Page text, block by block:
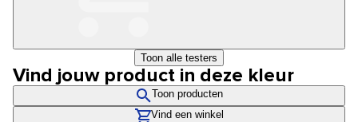
Toon alle testers
Vind jouw product in deze kleur
Toon producten
Vind een winkel